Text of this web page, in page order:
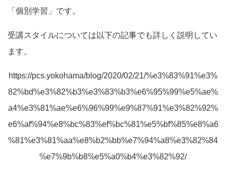
「個別学習」です。
受講スタイルについては以下の記事でも詳しく説明してい
ます。
https://pcs.yokohama/blog/2020/02/21/%e3%83%91%e3%
82%bd%e3%82%b3%e3%83%b3%e6%95%99%e5%ae%
a4%e3%81%ae%e6%96%99%e9%87%91%e3%82%92%
e6%af%94%e8%bc%83%ef%bc%81%e5%bf%85%e8%a6
%81%e3%81%aa%e8%b2%bb%e7%94%a8%e3%82%84
%e7%9b%b8%e5%a0%b4%e3%82%92/